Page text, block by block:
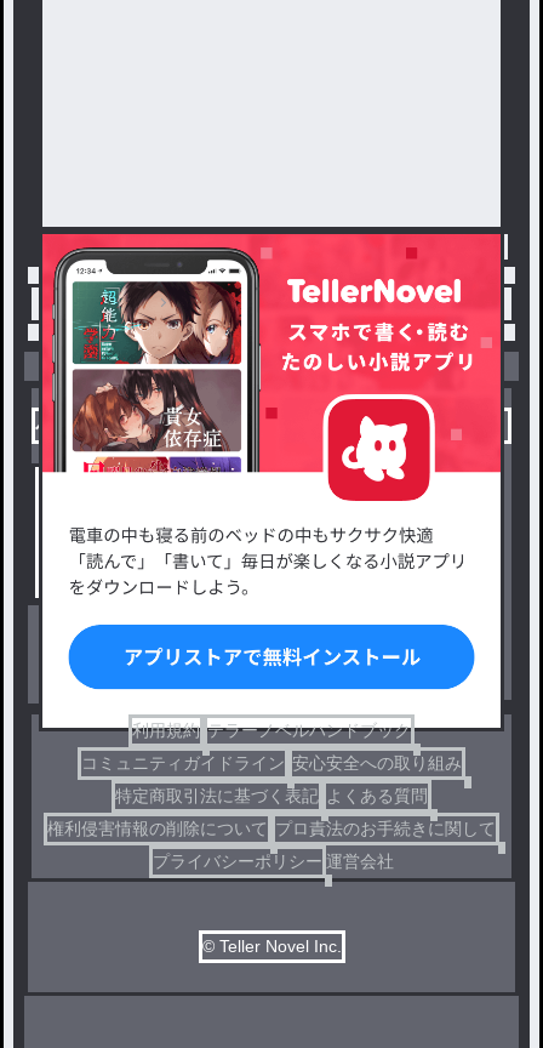
トップ 「#藤原妹紅」の人気小説・夢小説一覧
小説を探す
小説コンテスト応募・公募
出版・メディアミックス作品
ジャンルから探す
恋愛・ロマンス
ファンタジー・異世界・SF
ドラマ
利用規約 テラーノベルハンドブック
コミュニティガイドライン 安心安全への取り組み
特定商取引法に基づく表記 よくある質問
権利侵害情報の削除について プロ責法のお手続きに関して
プライバシーポリシー 運営会社
© Teller Novel Inc.